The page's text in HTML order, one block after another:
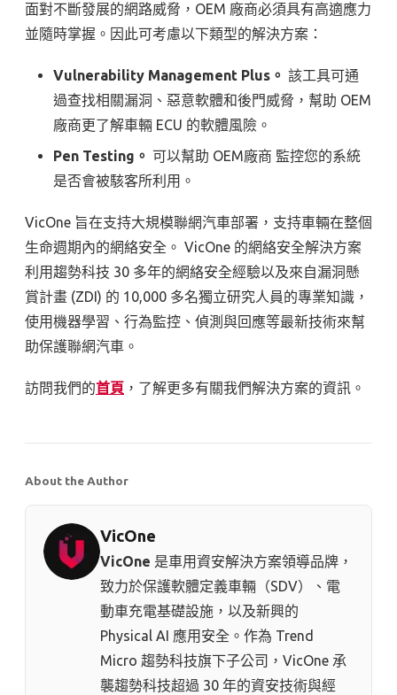
面對不斷發展的網路威脅，OEM 廠商必須具有高適應力
並隨時掌握。因此可考慮以下類型的解決方案：
Vulnerability Management Plus。 該工具可通
過查找相關漏洞、惡意軟體和後門威脅，幫助 OEM
廠商更了解車輛 ECU 的軟體風險。
Pen Testing。 可以幫助 OEM廠商 監控您的系統
是否會被駭客所利用。
VicOne 旨在支持大規模聯網汽車部署，支持車輛在整個
生命週期內的網絡安全。 VicOne 的網絡安全解決方案
利用趨勢科技 30 多年的網絡安全經驗以及來自漏洞懸
賞計畫 (ZDI) 的 10,000 多名獨立研究人員的專業知識，
使用機器學習、行為監控、偵測與回應等最新技術來幫
助保護聯網汽車。
訪問我們的首頁 ，了解更多有關我們解決方案的資訊。
About the Author
VicOne
VicOne 是車用資安解決方案領導品牌，
致力於保護軟體定義車輛（SDV）、電
動車充電基礎設施，以及新興的
Physical AI 應用安全。作為 Trend
Micro 趨勢科技⁠旗下子公司，VicOne 承
襲趨勢科技超過 30 年的資安技術與經